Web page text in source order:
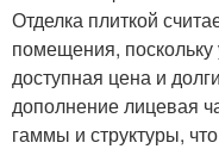
Отделка плиткой
помещения,
доступная цена и
дополнение лицевая
гаммы и структуры,